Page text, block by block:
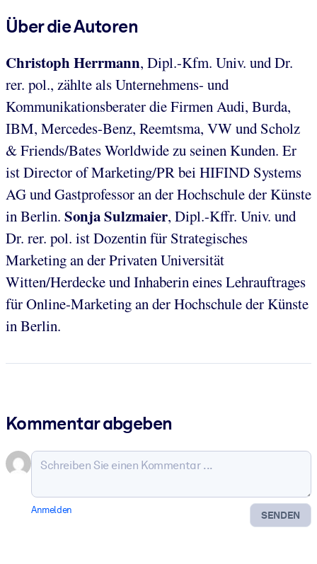
Über die Autoren
Christoph Herrmann, Dipl.-Kfm. Univ. und Dr.
rer. pol., zählte als Unternehmens- und
Kommunikationsberater die Firmen Audi, Burda,
IBM, Mercedes-Benz, Reemtsma, VW und Scholz
& Friends/Bates Worldwide zu seinen Kunden. Er
ist Director of Marketing/PR bei HIFIND Systems
AG und Gastprofessor an der Hochschule der Künste
in Berlin. Sonja Sulzmaier, Dipl.-Kffr. Univ. und
Dr. rer. pol. ist Dozentin für Strategisches
Marketing an der Privaten Universität
Witten/Herdecke und Inhaberin eines Lehrauftrages
für Online-Marketing an der Hochschule der Künste
in Berlin.
Kommentar abgeben
SENDEN
Anmelden